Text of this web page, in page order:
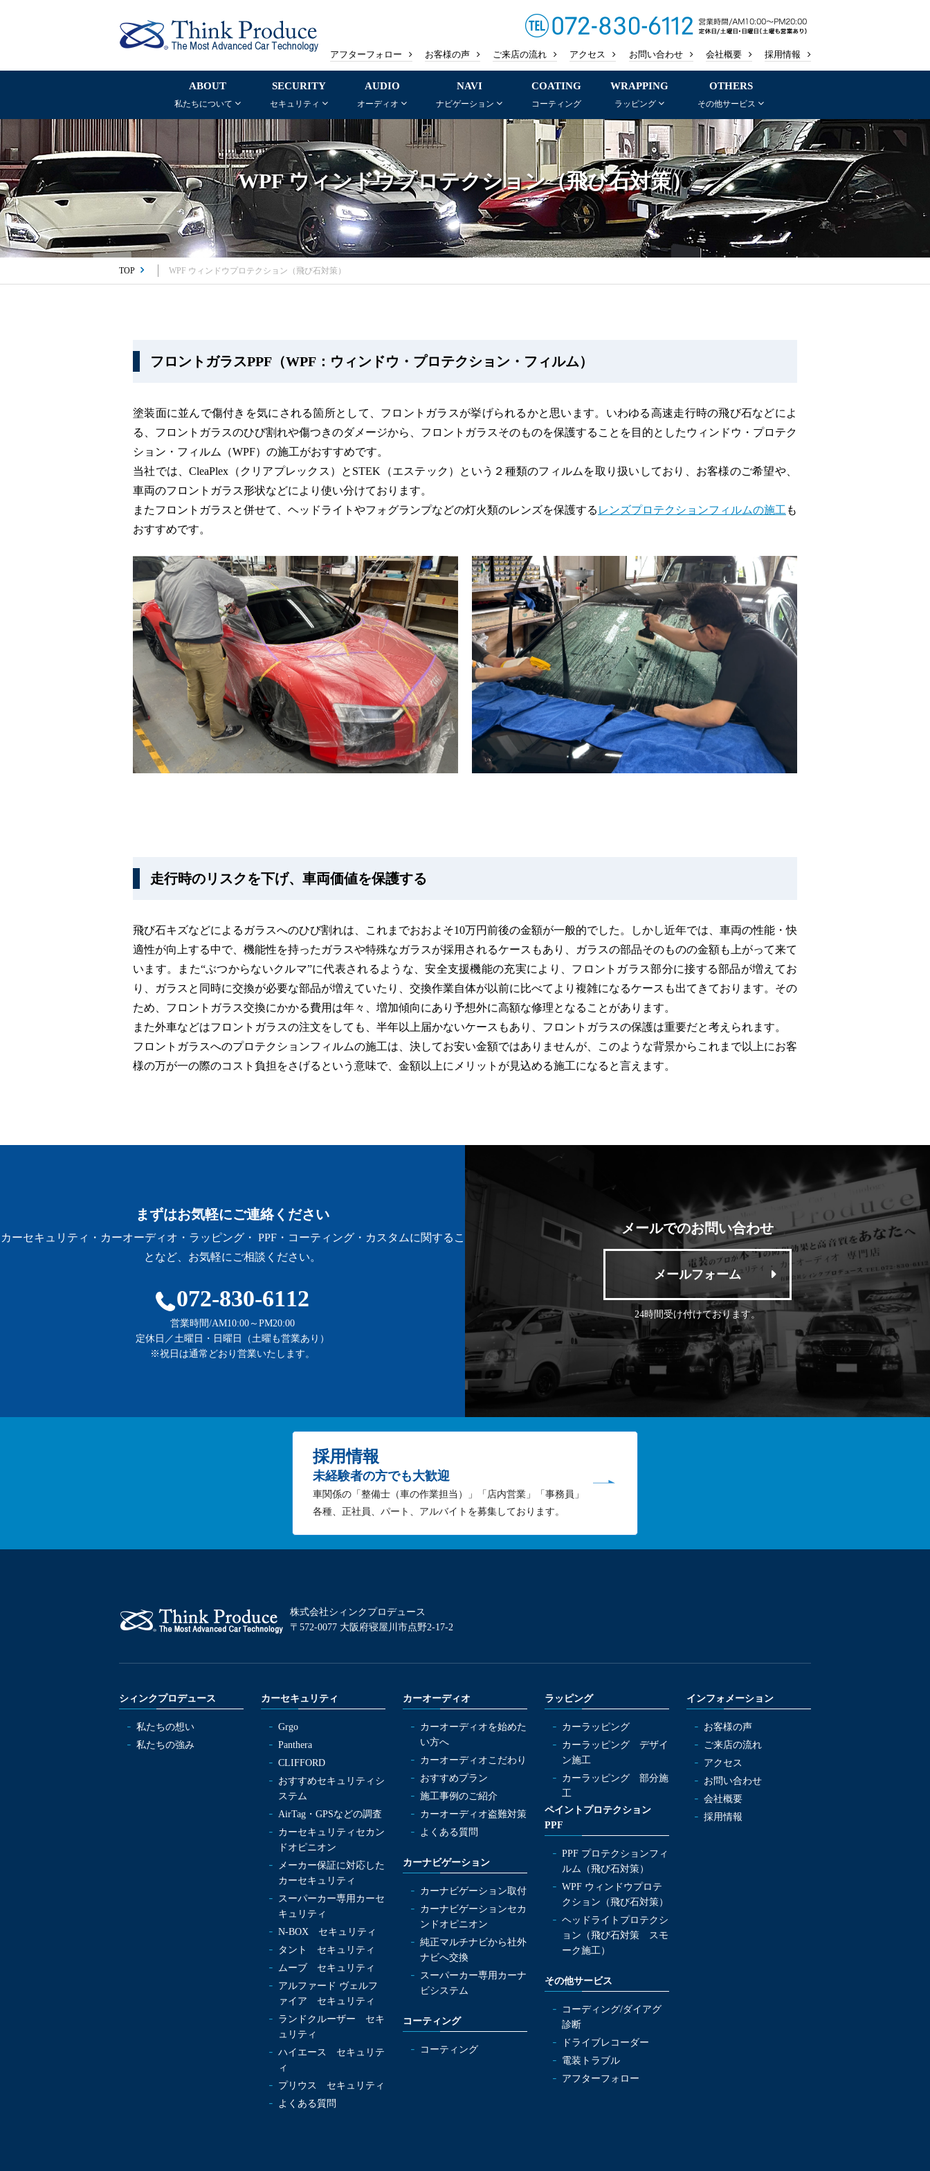
アフターフォロー お客様の声 ご来店の流れ アクセス お問い合わせ 会社概要 採用情報
ABOUT
私たちについて
SECURITY
セキュリティ
AUDIO
オーディオ
NAVI
ナビゲーション
COATING
コーティング
WRAPPING
ラッピング
OTHERS
その他サービス
WPF ウィンドウプロテクション（飛び石対策）
TOP WPF ウィンドウプロテクション（飛び石対策）
フロントガラスPPF（WPF：ウィンドウ・プロテクション・フィルム）
塗装面に並んで傷付きを気にされる箇所として、フロントガラスが挙げられるかと思います。いわゆる高速走行時の飛び石などによ
る、フロントガラスのひび割れや傷つきのダメージから、フロントガラスそのものを保護することを目的としたウィンドウ・プロテク
ション・フィルム（WPF）の施工がおすすめです。
当社では、CleaPlex（クリアプレックス）とSTEK（エステック）という２種類のフィルムを取り扱いしており、お客様のご希望や、
車両のフロントガラス形状などにより使い分けております。
またフロントガラスと併せて、ヘッドライトやフォグランプなどの灯火類のレンズを保護する レンズプロテクションフィルムの施工 も
おすすめです。
走行時のリスクを下げ、車両価値を保護する
飛び石キズなどによるガラスへのひび割れは、これまでおおよそ10万円前後の金額が一般的でした。しかし近年では、車両の性能・快
適性が向上する中で、機能性を持ったガラスや特殊なガラスが採用されるケースもあり、ガラスの部品そのものの金額も上がって来て
います。また“ぶつからないクルマ”に代表されるような、安全支援機能の充実により、フロントガラス部分に接する部品が増えてお
り、ガラスと同時に交換が必要な部品が増えていたり、交換作業自体が以前に比べてより複雑になるケースも出てきております。その
ため、フロントガラス交換にかかる費用は年々、増加傾向にあり予想外に高額な修理となることがあります。
また外車などはフロントガラスの注文をしても、半年以上届かないケースもあり、フロントガラスの保護は重要だと考えられます。
フロントガラスへのプロテクションフィルムの施工は、決してお安い金額ではありませんが、このような背景からこれまで以上にお客
様の万が一の際のコスト負担をさげるという意味で、金額以上にメリットが見込める施工になると言えます。
まずはお気軽にご連絡ください
カーセキュリティ・カーオーディオ・ラッピング・ PPF・コーティング・カスタムに関するこ
となど、お気軽にご相談ください。
072-830-6112
営業時間/AM10:00～PM20:00
定休日／土曜日・日曜日（土曜も営業あり）
※祝日は通常どおり営業いたします。
メールでのお問い合わせ
メールフォーム
24時間受け付けております。
採用情報
未経験者の方でも大歓迎
車関係の「整備士（車の作業担当）」「店内営業」「事務員」
各種、正社員、パート、アルバイトを募集しております。
株式会社シィンクプロデュース
〒572-0077 大阪府寝屋川市点野2-17-2
シィンクプロデュース
私たちの想い
私たちの強み
カーセキュリティ
Grgo
Panthera
CLIFFORD
おすすめセキュリティシ
ステム
AirTag・GPSなどの調査
カーセキュリティセカン
ドオピニオン
メーカー保証に対応した
カーセキュリティ
スーパーカー専用カーセ
キュリティ
N-BOX セキュリティ
タント セキュリティ
ムーブ セキュリティ
アルファード ヴェルフ
ァイア セキュリティ
ランドクルーザー セキ
ュリティ
ハイエース セキュリテ
ィ
プリウス セキュリティ
よくある質問
カーオーディオ
カーオーディオを始めた
い方へ
カーオーディオこだわり
おすすめプラン
施工事例のご紹介
カーオーディオ盗難対策
よくある質問
カーナビゲーション
カーナビゲーション取付
カーナビゲーションセカ
ンドオピニオン
純正マルチナビから社外
ナビへ交換
スーパーカー専用カーナ
ビシステム
コーティング
コーティング
ラッピング
カーラッピング
カーラッピング デザイ
ン施工
カーラッピング 部分施
工
ペイントプロテクション
PPF
PPF プロテクションフィ
ルム（飛び石対策）
WPF ウィンドウプロテ
クション（飛び石対策）
ヘッドライトプロテクシ
ョン（飛び石対策 スモ
ーク施工）
その他サービス
コーディング/ダイアグ
診断
ドライブレコーダー
電装トラブル
アフターフォロー
インフォメーション
お客様の声
ご来店の流れ
アクセス
お問い合わせ
会社概要
採用情報